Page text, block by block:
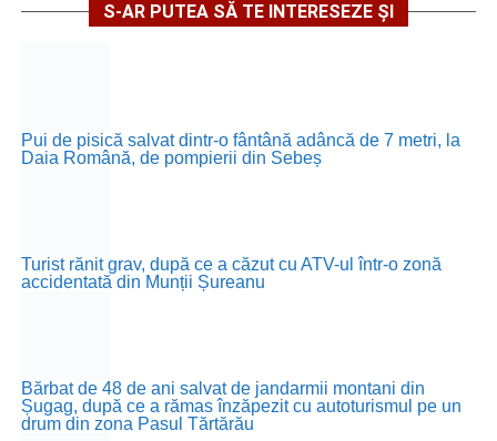
S-AR PUTEA SĂ TE INTERESEZE ȘI
Pui de pisică salvat dintr-o fântână adâncă de 7 metri, la
Daia Română, de pompierii din Sebeș
Turist rănit grav, după ce a căzut cu ATV-ul într-o zonă
accidentată din Munții Șureanu
Bărbat de 48 de ani salvat de jandarmii montani din
Șugag, după ce a rămas înzăpezit cu autoturismul pe un
drum din zona Pasul Tărtărău